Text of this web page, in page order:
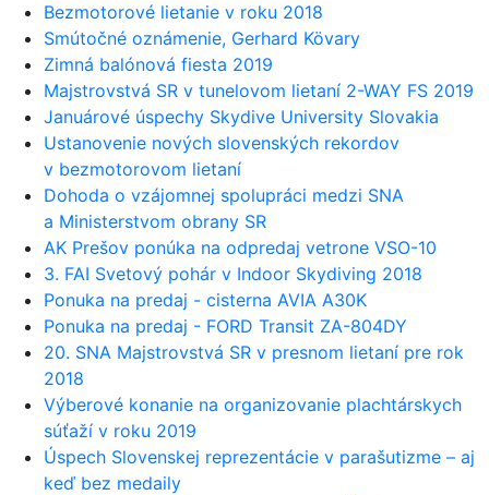
Bezmotorové lietanie v roku 2018
Smútočné oznámenie, Gerhard Kövary
Zimná balónová fiesta 2019
Majstrovstvá SR v tunelovom lietaní 2-WAY FS 2019
Januárové úspechy Skydive University Slovakia
Ustanovenie nových slovenských rekordov
v bezmotorovom lietaní
Dohoda o vzájomnej spolupráci medzi SNA
a Ministerstvom obrany SR
AK Prešov ponúka na odpredaj vetrone VSO-10
3. FAI Svetový pohár v Indoor Skydiving 2018
Ponuka na predaj - cisterna AVIA A30K
Ponuka na predaj - FORD Transit ZA-804DY
20. SNA Majstrovstvá SR v presnom lietaní pre rok
2018
Výberové konanie na organizovanie plachtárskych
súťaží v roku 2019
Úspech Slovenskej reprezentácie v parašutizme – aj
keď bez medaily